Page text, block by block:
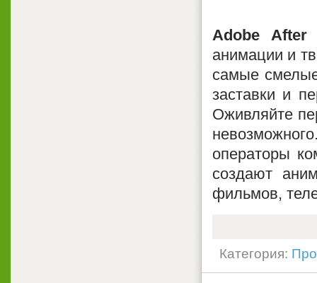
Adobe After
анимации и
самые
заставки и
Оживляйте
операторы
создают
фильмов,
Категория: